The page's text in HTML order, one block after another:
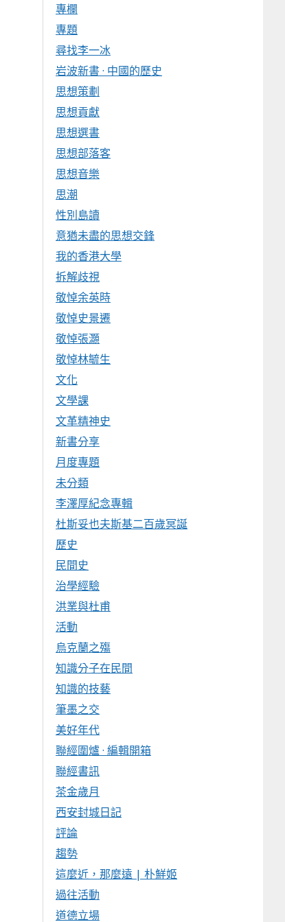
專欄
專題
尋找李一冰
岩波新書 · 中國的歷史
思想策劃
思想貢獻
思想選書
思想部落客
思想音樂
思潮
性別島讀
意猶未盡的思想交鋒
我的香港大學
拆解歧視
敬悼余英時
敬悼史景遷
敬悼張灝
敬悼林毓生
文化
文學課
文革精神史
新書分享
月度專題
未分類
李澤厚紀念專輯
杜斯妥也夫斯基二百歲冥誕
歷史
民間史
治學經驗
洪業與杜甫
活動
烏克蘭之殤
知識分子在民間
知識的技藝
筆墨之交
美好年代
聯經圍爐 · 編輯開箱
聯經書訊
茶金歲月
西安封城日記
評論
趨勢
這麼近，那麼遠 | 朴鮮姬
過往活動
道德立場